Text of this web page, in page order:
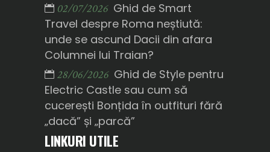
02/07/2026 Ghid de Smart
Travel despre Roma neștiută:
unde se ascund Dacii din afara
Columnei lui Traian?
28/06/2026 Ghid de Style pentru
Electric Castle sau cum să
cucerești Bonțida în outfituri fără
„dacă” și „parcă”
LINKURI UTILE